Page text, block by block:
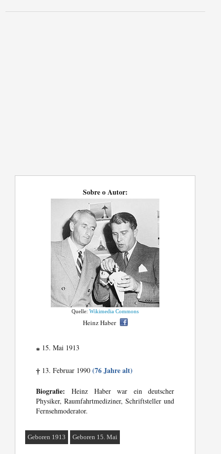
Sobre o Autor:
Quelle:Wikimedia Commons
Heinz Haber
* 15. Mai 1913
† 13. Februar 1990(76 Jahre alt)
Biografie: Heinz Haber war ein deutscher
Physiker, Raumfahrtmediziner, Schriftsteller und
Fernsehmoderator.
Geboren 1913 Geboren 15. Mai